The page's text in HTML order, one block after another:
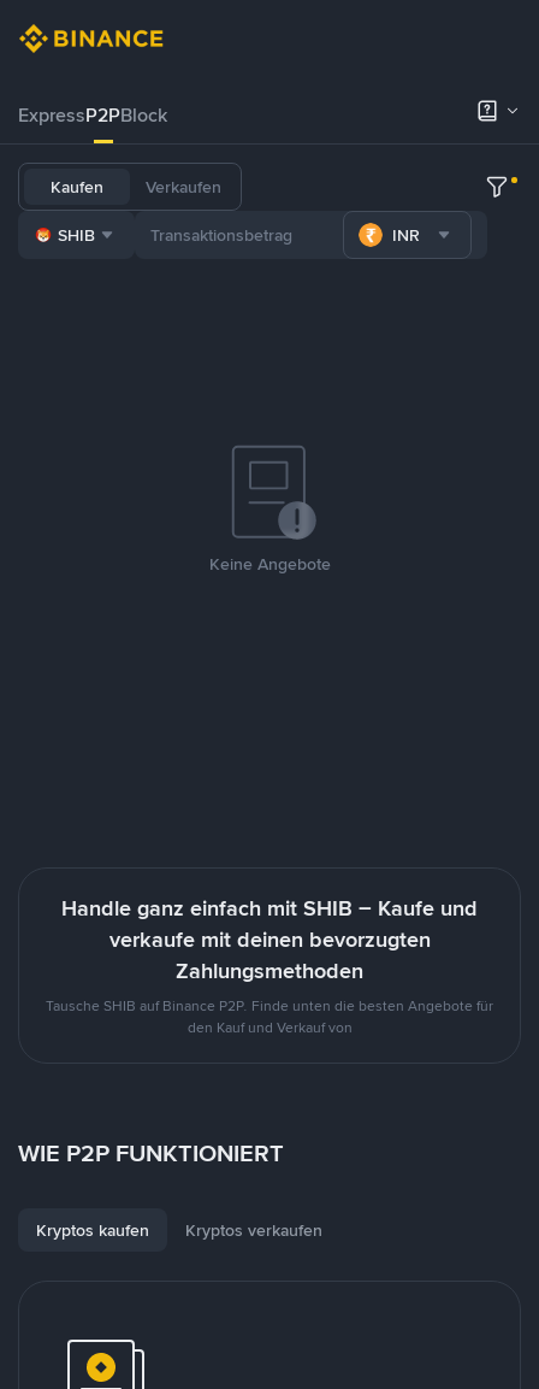
ExpressP2PBlock
Kaufen Verkaufen
SHIB INR
Keine Angebote
Handle ganz einfach mit SHIB – Kaufe und
verkaufe mit deinen bevorzugten
Zahlungsmethoden
Tausche SHIB auf Binance P2P. Finde unten die besten Angebote für
den Kauf und Verkauf von
WIE P2P FUNKTIONIERT
Kryptos kaufen Kryptos verkaufen